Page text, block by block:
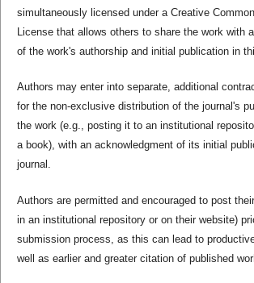
simultaneously licensed under a Creative
License that allows others to share the work with
of the work's authorship and initial publication in
Authors may enter into separate, additional
for the non-exclusive distribution of the journal's
the work (e.g., posting it to an institutional
a book), with an acknowledgment of its initial
journal.
Authors are permitted and encouraged to post
in an institutional repository or on their website)
submission process, as this can lead to
well as earlier and greater citation of published